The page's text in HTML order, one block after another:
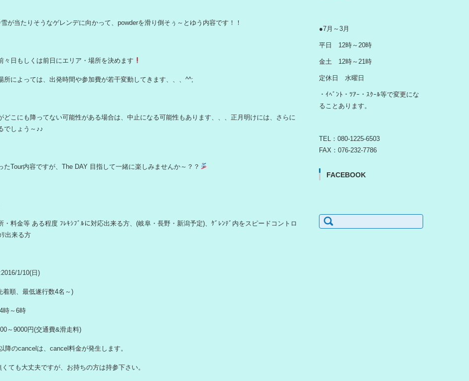
が当たりそうなゲレンデに向かって、powderを滑り倒そぅ～とゆう内容です！！
々日もしくは前日にエリア・場所を決めます
所によっては、出発時間や参加費が若干変動してきます、、、^^;
どこにも降ってない可能性がある場合は、中止になる可能性もあります、、、正月明けには、さらに
でしょう～♪♪
たTour内容ですが、The DAY 目指して一緒に楽しみませんか～？？
・料金等 ある程度 ﾌﾚｷｼﾌﾞﾙに対応出来る方、(岐阜・長野・新潟予定)、ｹﾞﾚﾝﾃﾞ内をスピードコントロ
ﾘ出来る方
1/10(日)
着順、最低遂行数4名～)
時～6時
～9000円(交通費&滑走料)
降のcancelは、cancel料金が発生します。
くても大丈夫ですが、お持ちの方は持参下さい。
●7月～3月
平日 12時～20時
金土 12時～21時
定休日 水曜日
・ｲﾍﾞﾝﾄ・ﾂｱｰ・ｽｸｰﾙ等で変更にな
ることあります。
TEL：080-1225-6503
FAX：076-232-7786
FACEBOOK
検
索: